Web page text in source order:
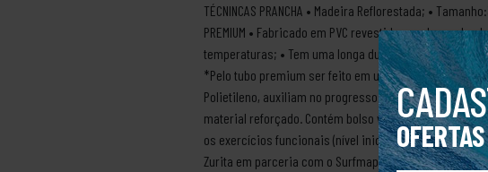
TÉCNINCAS PRANCHA • Madeira Reflorestada; •
PREMIUM • Fabricado em PVC revestido com
temperaturas; • Tem uma longa durabilidade e
*Pelo tubo premium ser feito em um processo
Polietileno, auxiliam no progresso e na variação do
material reforçado. Contém bolso vazado. Trás
os exercícios funcionais (nível iniciante ao avançado)
Zurita em parceria com o Surfmappers e se prepare